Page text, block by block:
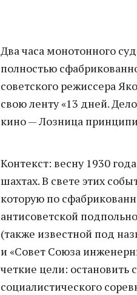
Два часа монотонного
полностью
советского режиссера
свою ленту «13 дней.
кино — Лозница
Контекст: весну 1930
шахтах. В свете этих
которую по
антисоветской
(также известной под
и «Совет Союза
четкие цели: остановить
социалистического